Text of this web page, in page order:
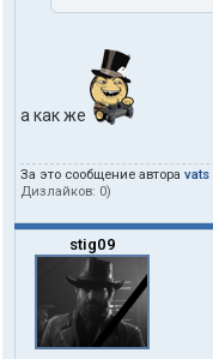
а как же
За это сообщение автора vats
Дизлайков: 0)
stig09